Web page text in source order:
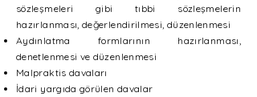
sözleşmeleri gibi tıbbi sözleşmelerin
hazırlanması, değerlendirilmesi, düzenlenmesi
Aydınlatma formlarının hazırlanması,
denetlenmesi ve düzenlenmesi
Malpraktis davaları
İdari yargıda görülen davalar